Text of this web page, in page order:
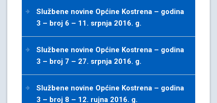
Službene novine Općine Kostrena – godina
3 – broj 6 – 11. srpnja 2016. g.
Službene novine Općine Kostrena – godina
3 – broj 7 – 27. srpnja 2016. g.
Službene novine Općine Kostrena – godina
3 – broj 8 – 12. rujna 2016. g.